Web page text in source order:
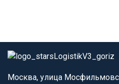
Москва, улица